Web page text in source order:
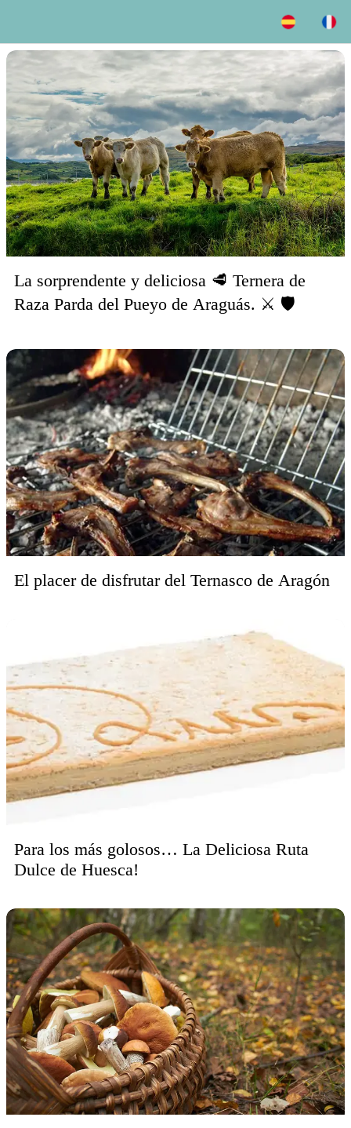
La sorprendente y deliciosa 🥩 Ternera de
Raza Parda del Pueyo de Araguás. ⚔️ 🛡
El placer de disfrutar del Ternasco de Aragón
Para los más golosos… La Deliciosa Ruta
Dulce de Huesca!